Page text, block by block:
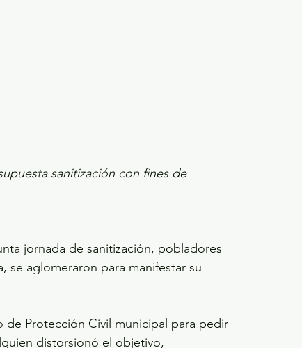
sanitización con fines de
jornada de sanitización, pobladores
se aglomeraron para manifestar su
Protección Civil municipal para pedir
distorsionó el objetivo,